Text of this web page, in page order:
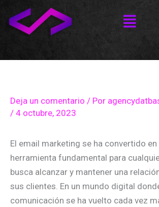
contenido
Menú
Deja un comentario / Por
/ 4 octubre, 2023
El email marketing se ha convertido en
herramienta fundamental para
busca alcanzar y mantener una
sus clientes. En un mundo digital
comunicación se ha vuelto cada vez